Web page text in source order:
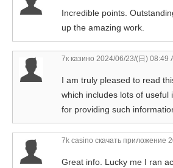
Incredible points.
up the amazing work.
7к казино 2024/06/23/(日) 08:49
I am truly pleased to read
which includes lots of useful
for providing such
7k casino скачать приложение
Great info. Lucky me I ran